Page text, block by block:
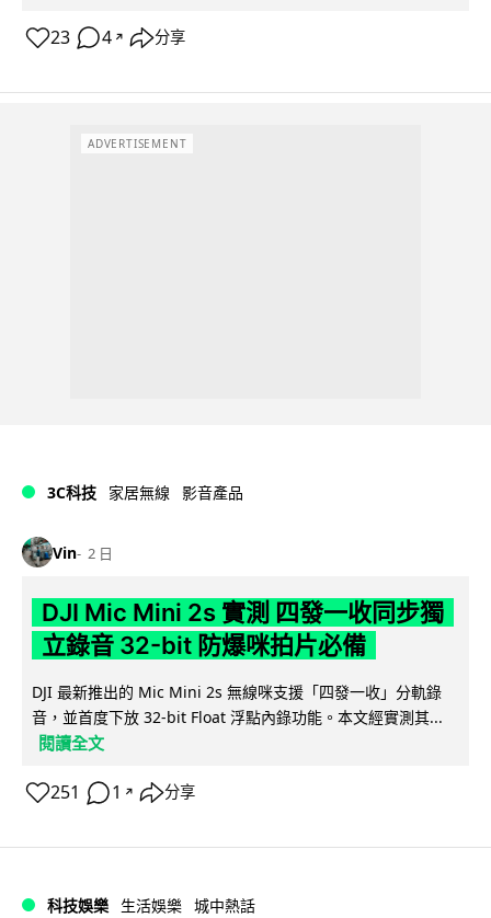
23 4 ↗ 分享
ADVERTISEMENT
3C科技 家居無線 影音產品
Vin 2 日
DJI Mic Mini 2s 實測 四發一收同步獨
立錄音 32-bit 防爆咪拍片必備
DJI 最新推出的 Mic Mini 2s 無線咪支援「四發一收」分軌錄
音，並首度下放 32-bit Float 浮點內錄功能。本文經實測其...
閱讀全文
251 1 ↗ 分享
科技娛樂 生活娛樂 城中熱話